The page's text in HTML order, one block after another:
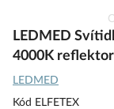
na
začátek
s
obrázky
LEDMED
4000K
LEDMED
Kód ELFETEX